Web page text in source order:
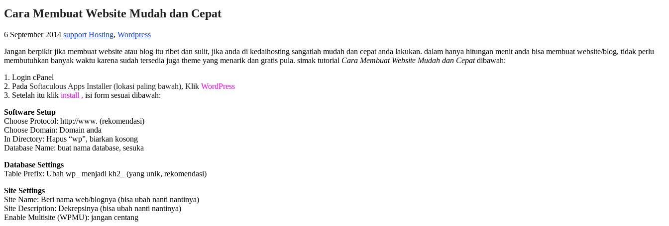
Cara Membuat Website Mudah dan Cepat
6 September 2014 support Hosting, Wordpress
Jangan berpikir jika membuat website atau blog itu ribet dan sulit, jika anda di kedaihosting sangatlah mudah dan cepat anda lakukan. dalam hanya hitungan menit anda bisa membuat website/blog, tidak perlu
membutuhkan banyak waktu karena sudah tersedia juga theme yang menarik dan gratis pula. simak tutorial Cara Membuat Website Mudah dan Cepatdibawah:
1. Login cPanel
2. Pada Softaculous Apps Installer (lokasi paling bawah), Klik WordPress
3. Setelah itu klik install , isi form sesuai dibawah:
Software Setup
Choose Protocol: http://www. (rekomendasi)
Choose Domain: Domain anda
In Directory: Hapus “wp”, biarkan kosong
Database Name: buat nama database, sesuka
Database Settings
Table Prefix: Ubah wp_ menjadi kh2_ (yang unik, rekomendasi)
Site Settings
Site Name: Beri nama web/blognya (bisa ubah nanti nantinya)
Site Description: Dekrepsinya (bisa ubah nanti nantinya)
Enable Multisite (WPMU): jangan centang